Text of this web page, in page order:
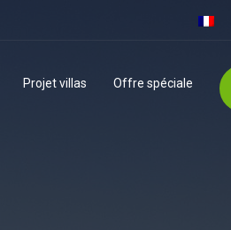
Projet villas Offre spéciale